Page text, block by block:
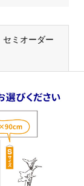
セミオーダー